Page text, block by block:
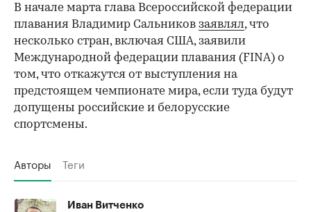
В начале марта глава Всероссийской федерации
плавания Владимир Сальников заявлял, что
несколько стран, включая США, заявили
Международной федерации плавания (FINA) о
том, что откажутся от выступления на
предстоящем чемпионате мира, если туда будут
допущены российские и белорусские
спортсмены.
Авторы Теги
Иван Витченко